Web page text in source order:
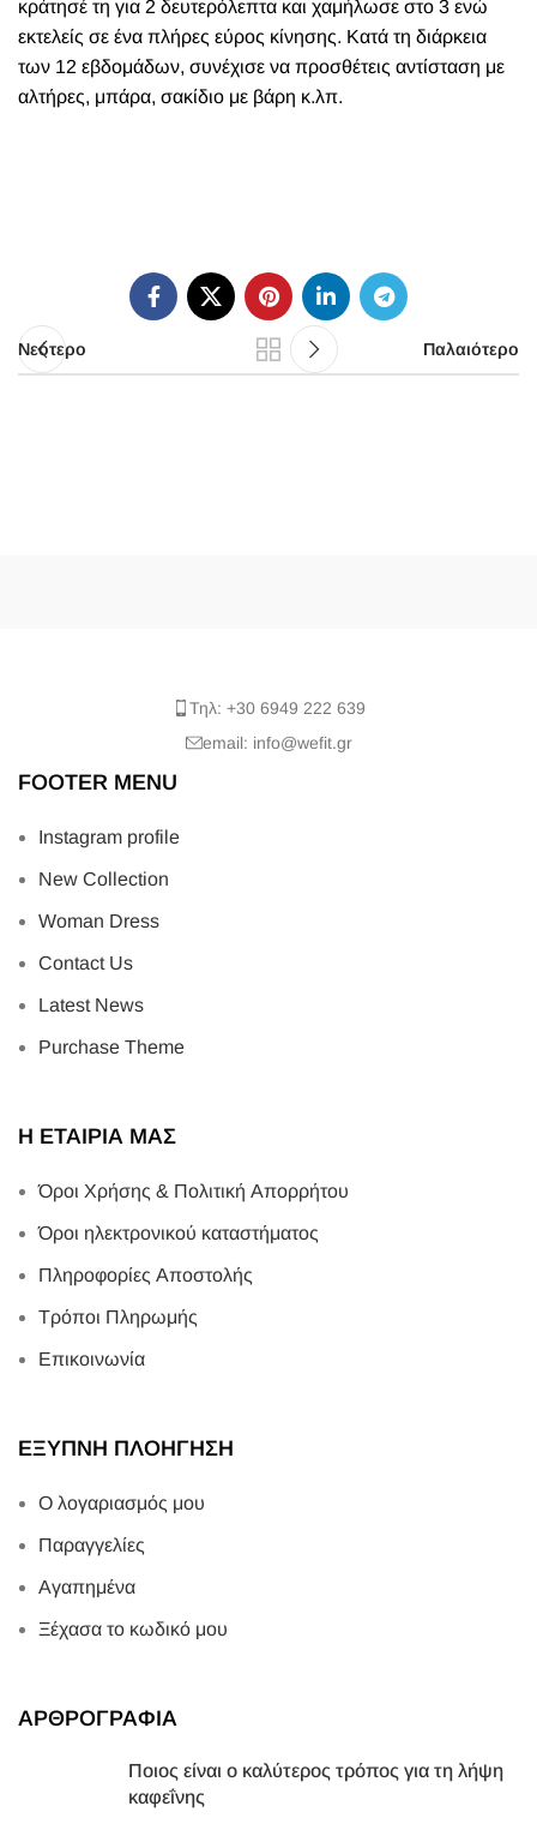
κράτησέ τη για 2 δευτερόλεπτα και χαμήλωσε στο 3 ενώ
εκτελείς σε ένα πλήρες εύρος κίνησης. Κατά τη διάρκεια
των 12 εβδομάδων, συνέχισε να προσθέτεις αντίσταση με
αλτήρες, μπάρα, σακίδιο με βάρη κ.λπ.
Νεότερο Παλαιότερο
Τηλ: +30 6949 222 639
email: info@wefit.gr
FOOTER MENU
Instagram profile
New Collection
Woman Dress
Contact Us
Latest News
Purchase Theme
Η ΕΤΑΙΡΙΑ ΜΑΣ
Όροι Χρήσης & Πολιτική Απορρήτου
Όροι ηλεκτρονικού καταστήματος
Πληροφορίες Αποστολής
Τρόποι Πληρωμής
Επικοινωνία
ΕΞΥΠΝΗ ΠΛΟΗΓΗΣΗ
Ο λογαριασμός μου
Παραγγελίες
Αγαπημένα
Ξέχασα το κωδικό μου
ΑΡΘΡΟΓΡΑΦΙΑ
Ποιος είναι ο καλύτερος τρόπος για τη λήψη
καφεΐνης